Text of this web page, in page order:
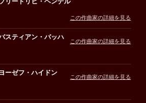
この作曲家の詳細を見る
スティアン・バッハ
この作曲家の詳細を見る
ーゼフ・ハイドン
この作曲家の詳細を見る